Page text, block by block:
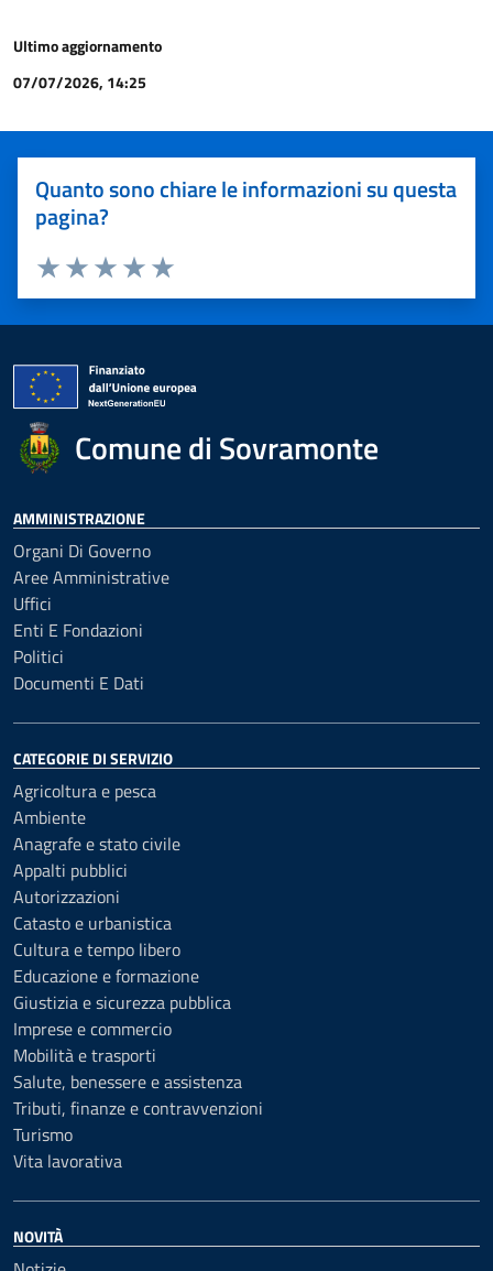
Ultimo aggiornamento
07/07/2026, 14:25
Quanto sono chiare le informazioni su questa
pagina?
Valuta 5 stelle su 5
Valuta 4 stelle su 5
Valuta 3 stelle su 5
Valuta 2 stelle su 5
Valuta 1 stelle su 5
Comune di Sovramonte
AMMINISTRAZIONE
Organi Di Governo
Aree Amministrative
Uffici
Enti E Fondazioni
Politici
Documenti E Dati
CATEGORIE DI SERVIZIO
Agricoltura e pesca
Ambiente
Anagrafe e stato civile
Appalti pubblici
Autorizzazioni
Catasto e urbanistica
Cultura e tempo libero
Educazione e formazione
Giustizia e sicurezza pubblica
Imprese e commercio
Mobilità e trasporti
Salute, benessere e assistenza
Tributi, finanze e contravvenzioni
Turismo
Vita lavorativa
NOVITÀ